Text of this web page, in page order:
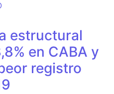
estructural
en CABA y
registro